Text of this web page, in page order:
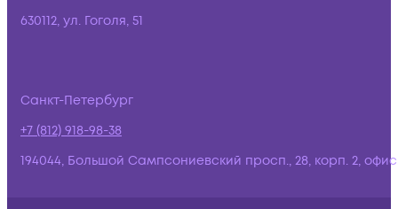
630112, ул. Гоголя, 51
Санкт-Петербург
+7 (812) 918-98-38
194044, Большой Сампсониевский просп., 28, корп. 2,